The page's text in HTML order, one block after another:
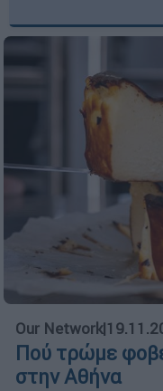
Our Network|
Πού τρώμε
στην Αθήνα